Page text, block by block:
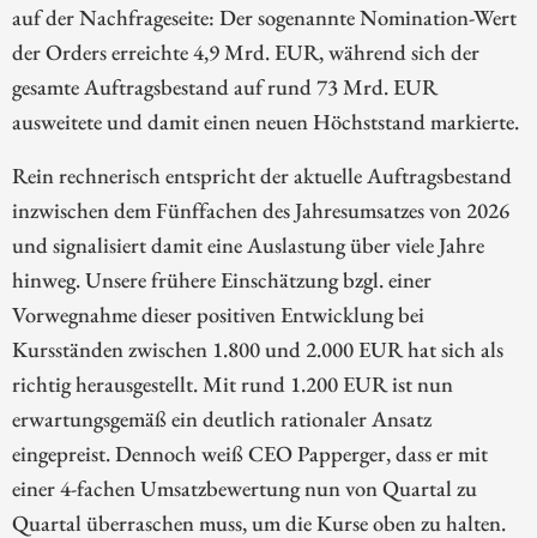
auf der Nachfrageseite: Der sogenannte Nomination-Wert
der Orders erreichte 4,9 Mrd. EUR, während sich der
gesamte Auftragsbestand auf rund 73 Mrd. EUR
ausweitete und damit einen neuen Höchststand markierte.
Rein rechnerisch entspricht der aktuelle Auftragsbestand
inzwischen dem Fünffachen des Jahresumsatzes von 2026
und signalisiert damit eine Auslastung über viele Jahre
hinweg. Unsere frühere Einschätzung bzgl. einer
Vorwegnahme dieser positiven Entwicklung bei
Kursständen zwischen 1.800 und 2.000 EUR hat sich als
richtig herausgestellt. Mit rund 1.200 EUR ist nun
erwartungsgemäß ein deutlich rationaler Ansatz
eingepreist. Dennoch weiß CEO Papperger, dass er mit
einer 4-fachen Umsatzbewertung nun von Quartal zu
Quartal überraschen muss, um die Kurse oben zu halten.